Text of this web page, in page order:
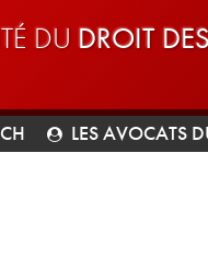
DU DROIT
LES AVOCATS